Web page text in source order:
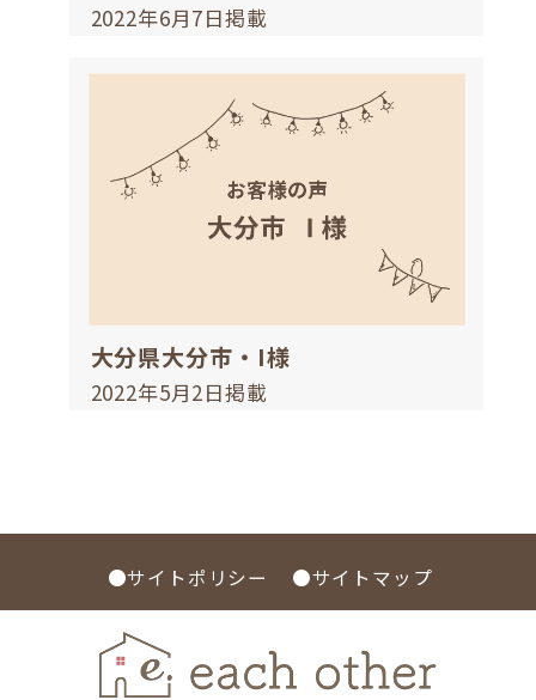
2022年6月7日掲載
大分県大分市・I様
2022年5月2日掲載
●サイトポリシー ●サイトマップ